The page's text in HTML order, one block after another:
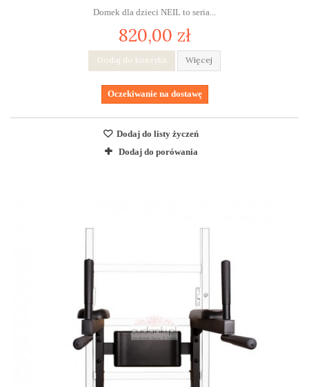
Domek dla dzieci NEIL to seria...
820,00 zł
Dodaj do koszyka Więcej
Oczekiwanie na dostawę
Dodaj do listy życzeń
Dodaj do porówania